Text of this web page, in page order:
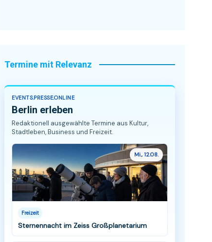
Termine mit Relevanz
EVENTS.PRESSE.ONLINE
Berlin erleben
Redaktionell ausgewählte Termine aus Kultur,
Stadtleben, Business und Freizeit.
Mi., 12.08.
Freizeit
Sternennacht im Zeiss Großplanetarium